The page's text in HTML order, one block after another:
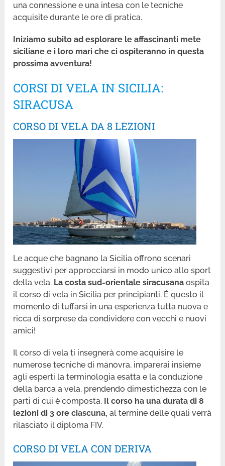
una connessione e una intesa con le tecniche
acquisite durante le ore di pratica.
Iniziamo subito ad esplorare le affascinanti mete
siciliane e i loro mari che ci ospiteranno in questa
prossima avventura!
CORSI DI VELA IN SICILIA:
SIRACUSA
CORSO DI VELA DA 8 LEZIONI
Le acque che bagnano la Sicilia offrono scenari
suggestivi per approcciarsi in modo unico allo sport
della vela. La costa sud-orientale siracusana ospita
il corso di vela in Sicilia per principianti. È questo il
momento di tuffarsi in una esperienza tutta nuova e
ricca di sorprese da condividere con vecchi e nuovi
amici!
Il corso di vela ti insegnerà come acquisire le
numerose tecniche di manovra, imparerai insieme
agli esperti la terminologia esatta e la conduzione
della barca a vela, prendendo dimestichezza con le
parti di cui è composta. Il corso ha una durata di 8
lezioni di 3 ore ciascuna, al termine delle quali verrà
rilasciato il diploma FIV.
CORSO DI VELA CON DERIVA